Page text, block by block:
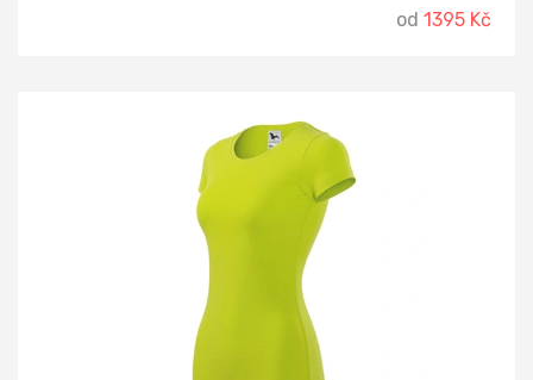
průkrčníku začištěna páskou z vrchového materiálu,
od 1395 Kč